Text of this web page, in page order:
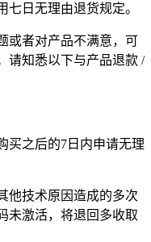
七日无理由退货规定。
或者对产品不满意，可
请知悉以下与产品退款 /
买之后的7日内申请无理
他技术原因造成的多次
未激活，将退回多收取